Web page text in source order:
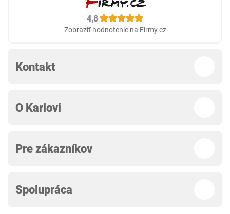
4,8
Zobraziť hodnotenie na Firmy.cz
Kontakt
O Karlovi
Pre zákazníkov
Spolupráca